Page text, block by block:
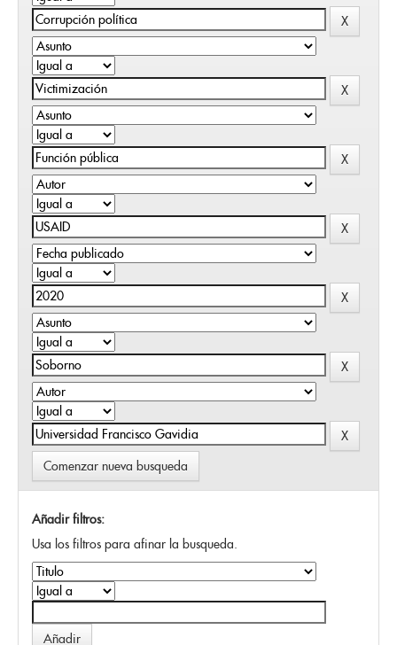
Comenzar nueva busqueda
Añadir filtros:
Usa los filtros para afinar la busqueda.